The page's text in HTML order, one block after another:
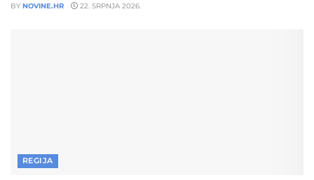
BY NOVINE.HR 22. SRPNJA 2026.
REGIJA